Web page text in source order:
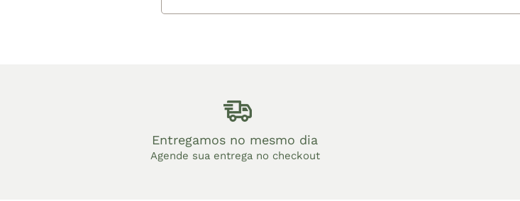
Entregamos no mesmo dia
Agende sua entrega no checkout